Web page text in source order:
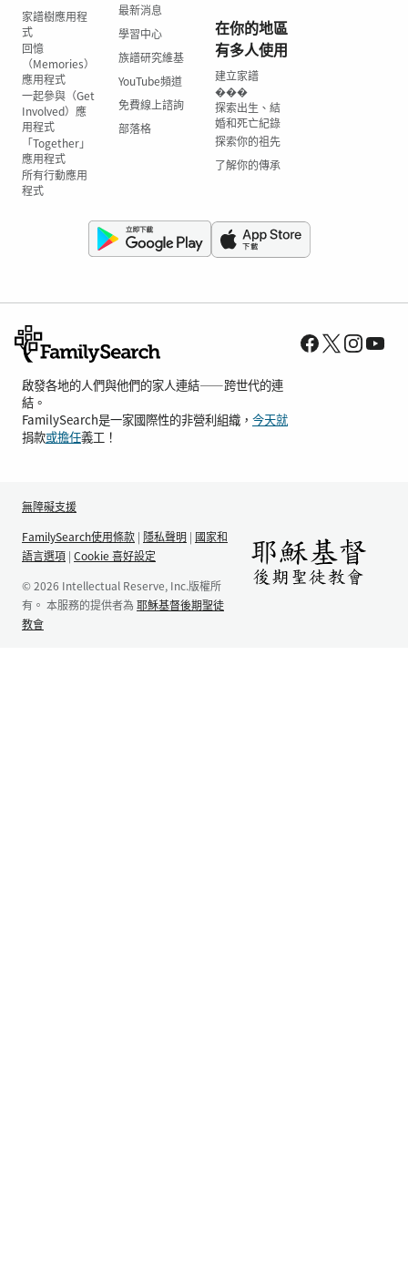
家譜樹應用程
式
回憶
（Memories）
應用程式
一起參與（Get
Involved）應
用程式
「Together」
應用程式
所有行動應用
程式
最新消息
學習中心
族譜研究維基
YouTube頻道
免費線上諮詢
部落格
在你的地區
有多人使用
建立家譜
���
探索出生、結
婚和死亡紀錄
探索你的祖先
了解你的傳承
啟發各地的人們與他們的家人連結——跨世代的連
結。
FamilySearch是一家國際性的非營利組織， 今天就
捐款或擔任義工！
無障礙支援
FamilySearch使用條款 | 隱私聲明 | 國家和
語言選項 | Cookie 喜好設定
© 2026 Intellectual Reserve, Inc.版權所
有。 本服務的提供者為耶穌基督後期聖徒
教會